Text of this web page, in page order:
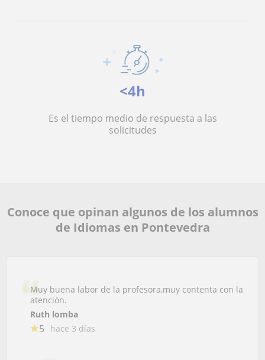
<4h
Es el tiempo medio de respuesta a las
solicitudes
Conoce que opinan algunos de los alumnos
de Idiomas en Pontevedra
Muy buena labor de la profesora,muy contenta con la
atención.
Ruth lomba
5 hace 3 días